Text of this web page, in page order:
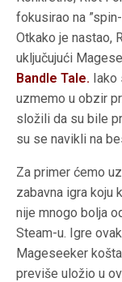
fokusirao na
Otkako je nastao,
uključujući
Bandle Tale. Iako
uzmemo u obzir
složili da su bile
su se navikli na
Za primer ćemo
zabavna igra
nije mnogo bolja
Steam-u. Igre
Mageseeker
previše uložio u